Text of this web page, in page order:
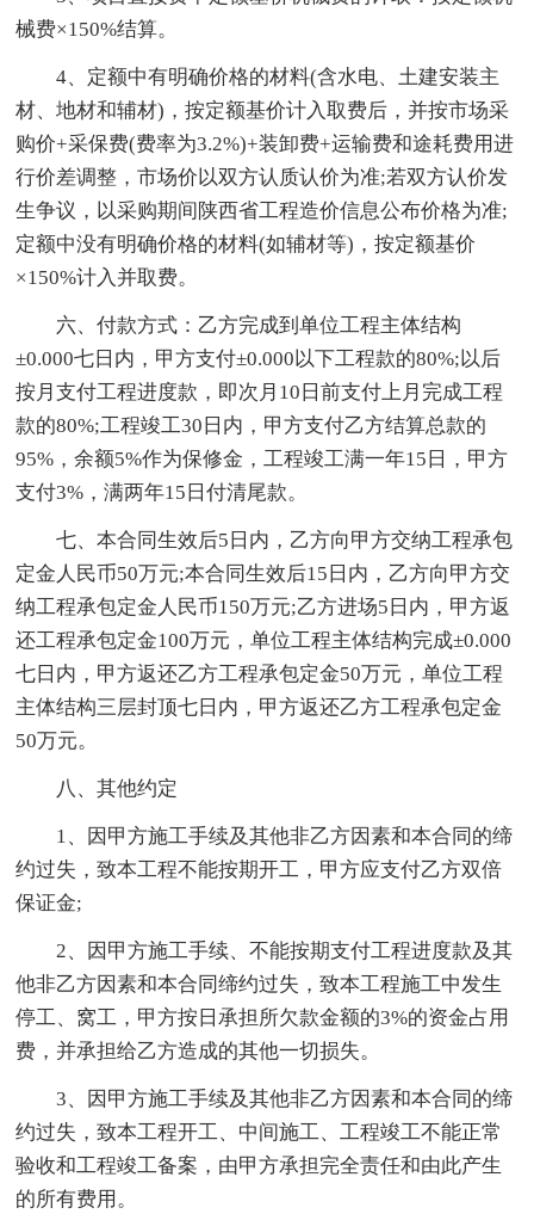
械费×150%结算。
4、定额中有明确价格的材料(含水电、土建安装主
材、地材和辅材)，按定额基价计入取费后，并按市场采
购价+采保费(费率为3.2%)+装卸费+运输费和途耗费用进
行价差调整，市场价以双方认质认价为准;若双方认价发
生争议，以采购期间陕西省工程造价信息公布价格为准;
定额中没有明确价格的材料(如辅材等)，按定额基价
×150%计入并取费。
六、付款方式：乙方完成到单位工程主体结构
±0.000七日内，甲方支付±0.000以下工程款的80%;以后
按月支付工程进度款，即次月10日前支付上月完成工程
款的80%;工程竣工30日内，甲方支付乙方结算总款的
95%，余额5%作为保修金，工程竣工满一年15日，甲方
支付3%，满两年15日付清尾款。
七、本合同生效后5日内，乙方向甲方交纳工程承包
定金人民币50万元;本合同生效后15日内，乙方向甲方交
纳工程承包定金人民币150万元;乙方进场5日内，甲方返
还工程承包定金100万元，单位工程主体结构完成±0.000
七日内，甲方返还乙方工程承包定金50万元，单位工程
主体结构三层封顶七日内，甲方返还乙方工程承包定金
50万元。
八、其他约定
1、因甲方施工手续及其他非乙方因素和本合同的缔
约过失，致本工程不能按期开工，甲方应支付乙方双倍
保证金;
2、因甲方施工手续、不能按期支付工程进度款及其
他非乙方因素和本合同缔约过失，致本工程施工中发生
停工、窝工，甲方按日承担所欠款金额的3%的资金占用
费，并承担给乙方造成的其他一切损失。
3、因甲方施工手续及其他非乙方因素和本合同的缔
约过失，致本工程开工、中间施工、工程竣工不能正常
验收和工程竣工备案，由甲方承担完全责任和由此产生
的所有费用。